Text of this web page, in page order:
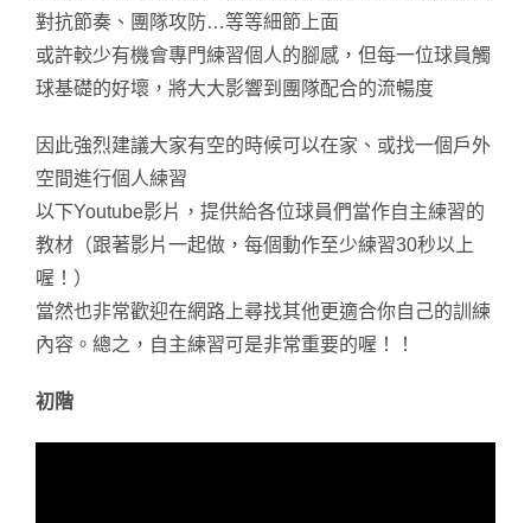
對抗節奏、團隊攻防…等等細節上面
或許較少有機會專門練習個人的腳感，但每一位球員觸
球基礎的好壞，將大大影響到團隊配合的流暢度
因此強烈建議大家有空的時候可以在家、或找一個戶外
空間進行個人練習
以下Youtube影片，提供給各位球員們當作自主練習的
教材（跟著影片一起做，每個動作至少練習30秒以上
喔！）
當然也非常歡迎在網路上尋找其他更適合你自己的訓練
內容。總之，自主練習可是非常重要的喔！！
初階